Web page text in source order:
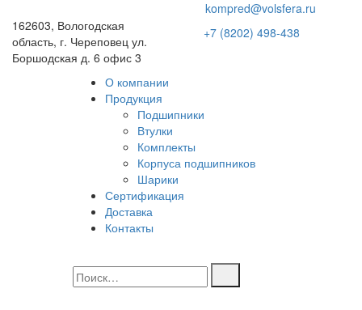
162603, Вологодская
область, г. Череповец ул.
Боршодская д. 6 офис 3
kompred@volsfera.ru
+7 (8202) 498-438
О компании
Продукция
Подшипники
Втулки
Комплекты
Корпуса подшипников
Шарики
Сертификация
Доставка
Контакты